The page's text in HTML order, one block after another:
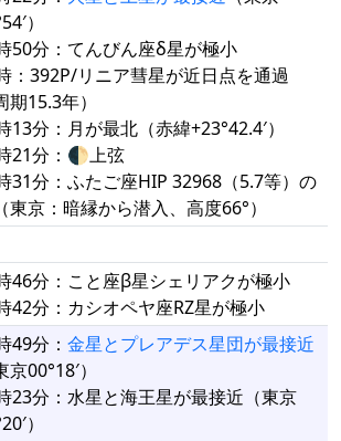
）
50分：てんびん座δ星が極小
：392P/リニア彗星が近日点を通過
期15.3年）
13分：月が最北（赤緯+23°42.4′）
21分：🌓上弦
31分：ふたご座HIP 32968（5.7等）の
東京：暗縁から潜入、高度66°）
46分：こと座β星シェリアクが極小
42分：カシオペヤ座RZ星が極小
49分： 金星とプレアデス星団が最接近
京00°18′）
23分：水星と海王星が最接近（東京
）